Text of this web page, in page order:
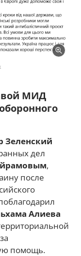
МИД
Зеленский
дел
,
после
Алиева
помощь.